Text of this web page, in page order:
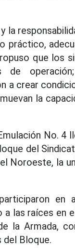
la
práctico,
que los
de
a crear
la
No. 4
del
Noroeste, la
en
las raíces en
la Armada,
del Bloque.